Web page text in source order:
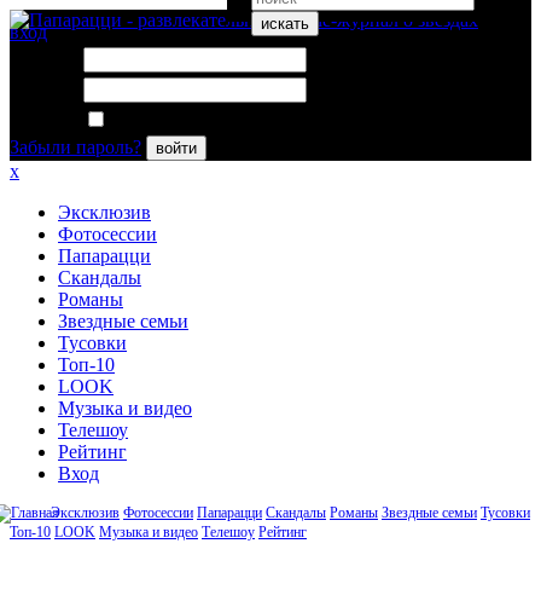
искать
вход
Забыли пароль?
войти
x
Эксклюзив
Фотосессии
Папарацци
Скандалы
Романы
Звездные семьи
Тусовки
Топ-10
LOOK
Музыка и видео
Телешоу
Рейтинг
Вход
Эксклюзив Фотосессии Папарацци Скандалы Романы Звездные семьи Тусовки
Топ-10 LOOK Музыка и видео Телешоу Рейтинг